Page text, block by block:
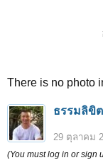
There is no photo
ธรรมลิขิต
29 ตุลาคม
(You must log in or sign